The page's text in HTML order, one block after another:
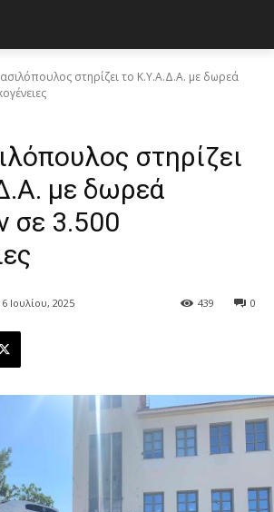
στηρίζει το Κ.Υ.Α.Δ.Α. με δωρεά
στηρίζει
με δωρεά
σε 3.500
Ιουλίου, 2025 0
439